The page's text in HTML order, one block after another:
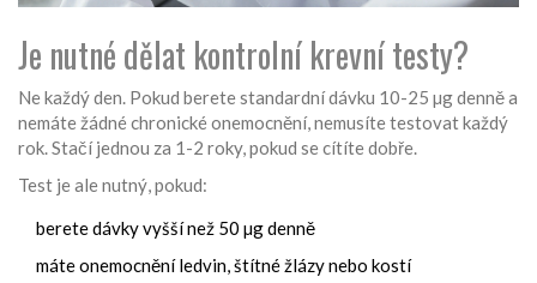
Je nutné dělat kontrolní krevní testy?
Ne každý den. Pokud berete standardní dávku 10-25 µg denně a
nemáte žádné chronické onemocnění, nemusíte testovat každý
rok. Stačí jednou za 1-2 roky, pokud se cítíte dobře.
Test je ale nutný, pokud:
berete dávky vyšší než 50 µg denně
máte onemocnění ledvin, štítné žlázy nebo kostí